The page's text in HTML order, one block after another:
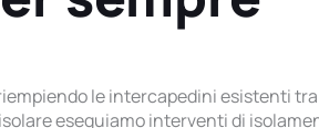
le intercapedini esistenti
eseguiamo interventi di